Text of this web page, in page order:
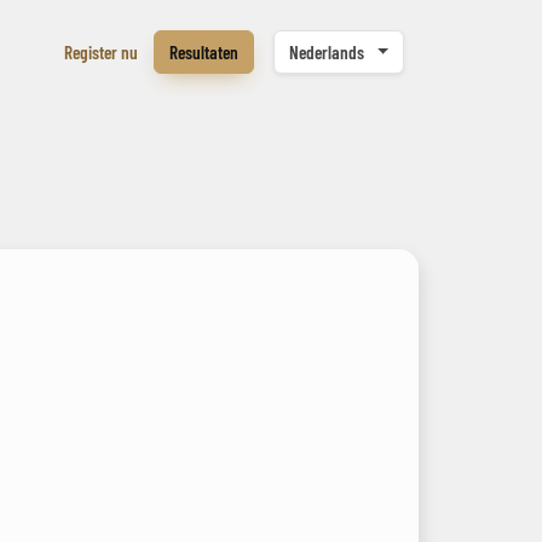
Register nu Resultaten Nederlands